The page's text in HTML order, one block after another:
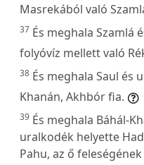
Masrekából való
37 És meghala Szamlá
folyóvíz mellett való
38 És meghala Saul és
Khanán, Akhbór fia.
39 És meghala Báhál-
uralkodék helyette
Pahu, az ő